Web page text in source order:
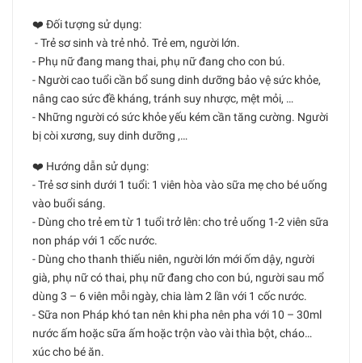
❤️ Đối tượng sử dụng:
- Trẻ sơ sinh và trẻ nhỏ. Trẻ em, người lớn.
- Phụ nữ đang mang thai, phụ nữ đang cho con bú.
- Người cao tuổi cần bổ sung dinh dưỡng bảo vệ sức khỏe,
nâng cao sức đề kháng, tránh suy nhược, mệt mỏi, …
- Những người có sức khỏe yếu kém cần tăng cường. Người
bị còi xương, suy dinh dưỡng ,…
❤️ Hướng dẫn sử dụng:
- Trẻ sơ sinh dưới 1 tuổi: 1 viên hòa vào sữa mẹ cho bé uống
vào buổi sáng.
- Dùng cho trẻ em từ 1 tuổi trở lên: cho trẻ uống 1-2 viên sữa
non pháp với 1 cốc nước.
- Dùng cho thanh thiếu niên, người lớn mới ốm dậy, người
già, phụ nữ có thai, phụ nữ đang cho con bú, người sau mổ
dùng 3 – 6 viên mỗi ngày, chia làm 2 lần với 1 cốc nước.
- Sữa non Pháp khó tan nên khi pha nên pha với 10 – 30ml
nước ấm hoặc sữa ấm hoặc trộn vào vài thìa bột, cháo…
xúc cho bé ăn.